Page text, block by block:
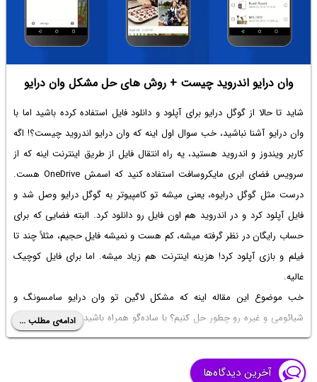
وان درایو اندروید چیست + روش های حل مشکل وان درایو
شاید تا حالا از گوگل درایو برای آپلود و دانلود فایل استفاده کرده باشید اما با
وان درایو آشنا نباشید، خب سوال اول اینه کهوان درایو اندروید چیست؟! اگه
کاربر ویندوز و اندروید هستید، یه راه انتقال فایل از طریق اینترنت اینه که از
سرویس فضای ابری مایکروسافت استفاده کنید که اسمش OneDrive هست.
درست مثل گوگل درایوه، یعنی میشه تو کامپیوتر به گوگل درایو وصل شد و
فایل آپلود کرد و در اندروید هم اون فایل رو دانلود کرد. البته فضایی که برای
حساب رایگان در نظر گرفته میشه، کم هست و نمیشه فایل حجیم، مثلاً چند تا
فیلم و بازی آپلود کرد! هزینه اینترنت هم زیاد میشه. اما برای فایل کوچیک
عالیه.
خب موضوع این مقاله اینه که مشکل لاگین تو وان درایو سامسونگو
شیائومی و غیره رو چطور حل کنیم؟ با ساده‌گو همراه باشید تا چند روش ساده
حل مشکل Sign in یا ورود به حساب در وان درایو اندروید رو بررسی کنیم.
ادامه‌ی مطلب ...
آخرین دیدگاه‌ها